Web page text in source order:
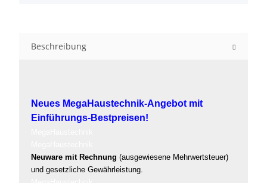
Beschreibung
Neues MegaHaustechnik-Angebot mit
Einführungs-Bestpreisen!
Neuware mit Rechnung (ausgewiesene Mehrwertsteuer)
und gesetzliche Gewährleistung.